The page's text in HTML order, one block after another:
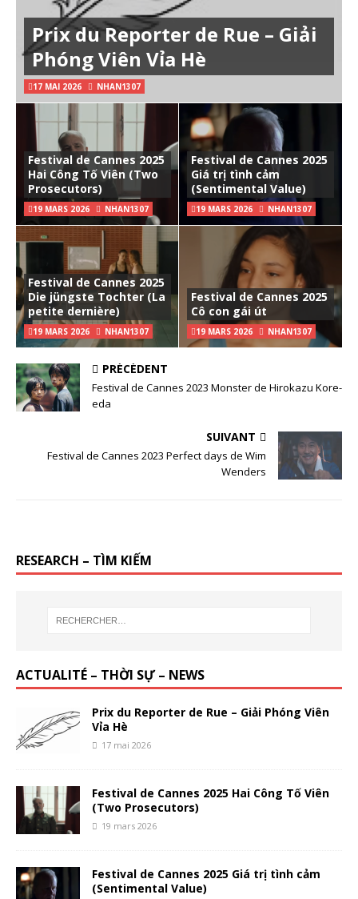
Prix du Reporter de Rue – Giải
Phóng Viên Vỉa Hè
17 MAI 2026 NHAN1307
Festival de Cannes 2025
Hai Công Tố Viên (Two
Prosecutors)
19 MARS 2026 NHAN1307
Festival de Cannes 2025
Giá trị tình cảm
(Sentimental Value)
19 MARS 2026 NHAN1307
Festival de Cannes 2025
Die jüngste Tochter (La
petite dernière)
19 MARS 2026 NHAN1307
Festival de Cannes 2025
Cô con gái út
19 MARS 2026 NHAN1307
PRÉCÉDENT
Festival de Cannes 2023 Monster de Hirokazu Kore-
eda
SUIVANT
Festival de Cannes 2023 Perfect days de Wim
Wenders
RESEARCH – TÌM KIẾM
ACTUALITÉ – THỜI SỰ – NEWS
Prix du Reporter de Rue – Giải Phóng Viên
Vỉa Hè
17 mai 2026
Festival de Cannes 2025 Hai Công Tố Viên
(Two Prosecutors)
19 mars 2026
Festival de Cannes 2025 Giá trị tình cảm
(Sentimental Value)